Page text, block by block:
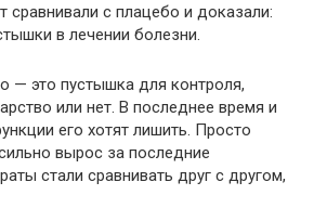
сравнивали с плацебо и доказали:
в лечении болезни.
— это пустышка для контроля,
или нет. В последнее время и
его хотят лишить. Просто
вырос за последние
стали сравнивать друг с другом,